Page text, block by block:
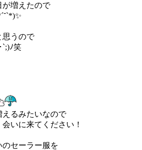
が増えたので
思うので
`;)ﾉ笑
えるみたいなので
いに来てください！
セーラー服を